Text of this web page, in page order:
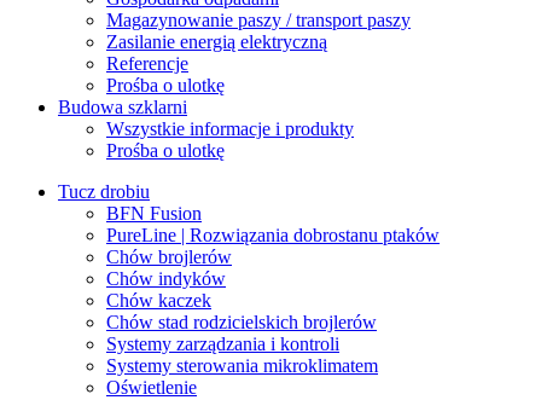
Magazynowanie paszy / transport paszy
Zasilanie energią elektryczną
Referencje
Prośba o ulotkę
Budowa szklarni
Wszystkie informacje i produkty
Prośba o ulotkę
Tucz drobiu
BFN Fusion
PureLine | Rozwiązania dobrostanu ptaków
Chów brojlerów
Chów indyków
Chów kaczek
Chów stad rodzicielskich brojlerów
Systemy zarządzania i kontroli
Systemy sterowania mikroklimatem
Oświetlenie